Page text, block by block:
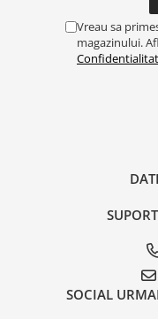
Vreau sa
magazinului.
SOCIAL